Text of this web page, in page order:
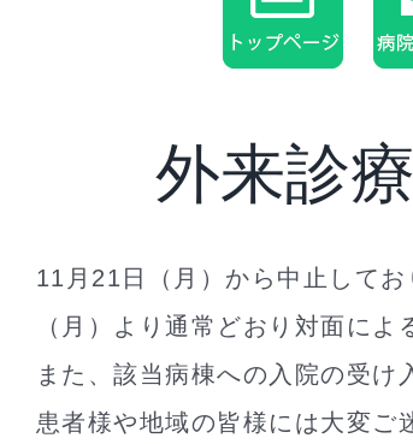
外来診
11月21日（月）から中止して
（月）より通常どおり対面に
また、該当病棟への入院の受け
患者様や地域の皆様には大変ご